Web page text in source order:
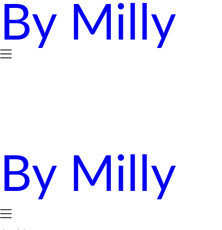
Skip
content
By Milly
By Milly